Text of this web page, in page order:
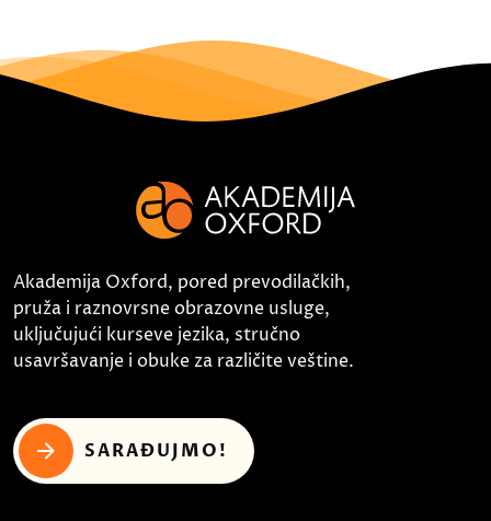
Akademija Oxford, pored prevodilačkih,
pruža i raznovrsne obrazovne usluge,
uključujući kurseve jezika, stručno
usavršavanje i obuke za različite veštine.
SARAĐUJMO!